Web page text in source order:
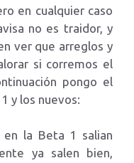
en cualquier caso
no es traidor, y
ver que arreglos y
si corremos el
pongo el
y los nuevos:
en la Beta 1 salian
ya salen bien,